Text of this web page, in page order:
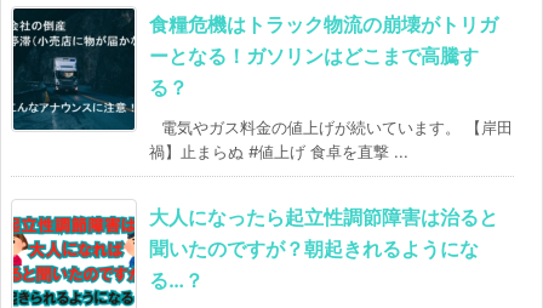
食糧危機はトラック物流の崩壊がトリガ
ーとなる！ガソリンはどこまで高騰す
る？
電気やガス料金の値上げが続いています。 【岸田
禍】止まらぬ #値上げ 食卓を直撃 ...
大人になったら起立性調節障害は治ると
聞いたのですが？朝起きれるようにな
る…？